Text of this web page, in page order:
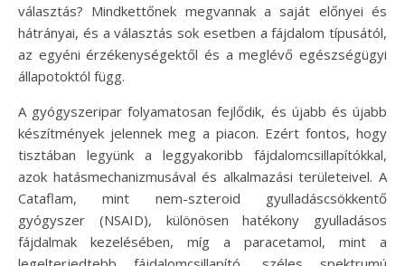
választás? Mindkettőnek megvannak a saját előnyei és
hátrányai, és a választás sok esetben a fájdalom típusától,
az egyéni érzékenységektől és a meglévő egészségügyi
állapotoktól függ.
A gyógyszeripar folyamatosan fejlődik, és újabb és újabb
készítmények jelennek meg a piacon. Ezért fontos, hogy
tisztában legyünk a leggyakoribb fájdalomcsillapítókkal,
azok hatásmechanizmusával és alkalmazási területeivel. A
Cataflam, mint nem-szteroid gyulladáscsökkentő
gyógyszer (NSAID), különösen hatékony gyulladásos
fájdalmak kezelésében, míg a paracetamol, mint a